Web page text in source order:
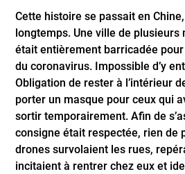
Cette histoire se passait en Chine,
longtemps. Une ville de plusieurs
était entièrement barricadée
du coronavirus. Impossible d’y
Obligation de rester à l’intérieur
porter un masque pour ceux qui
sortir temporairement. Afin de
consigne était respectée, rien de
drones survolaient les rues,
incitaient à rentrer chez eux et